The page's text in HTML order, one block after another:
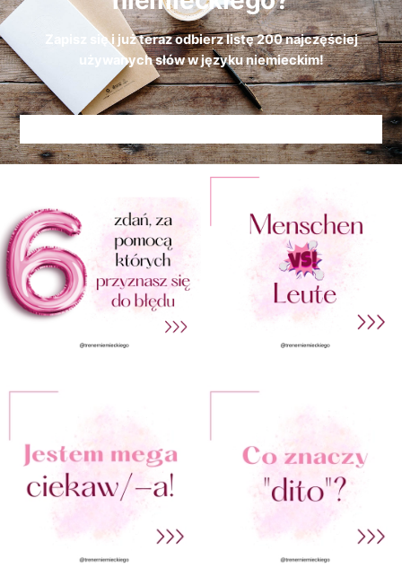
Zapisz się i już teraz odbierzlistę200 najczęściej
używanych słów w języku niemieckim!